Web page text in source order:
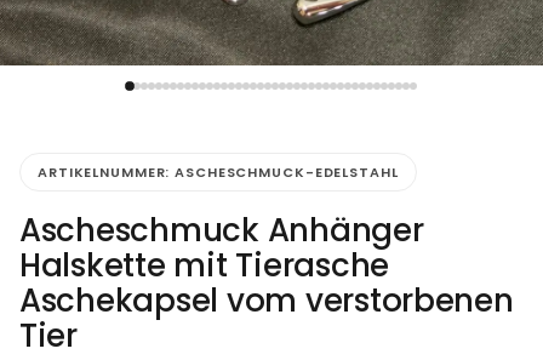
ARTIKELNUMMER:ASCHESCHMUCK-EDELSTAHL
Ascheschmuck Anhänger
Halskette mit Tierasche
Aschekapsel vom verstorbenen
Tier